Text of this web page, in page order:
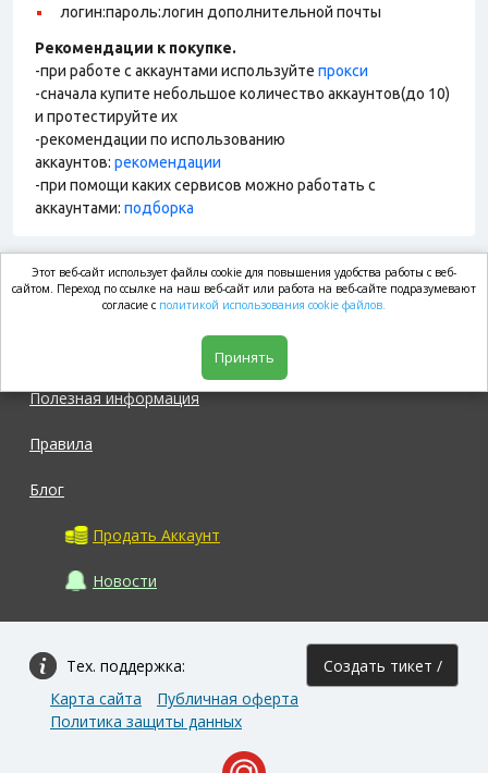
логин:пароль:логин дополнительной почты
Рекомендации к покупке.
-при работе с аккаунтами используйте прокси
-сначала купите небольшое количество аккаунтов(до 10)
и протестируйте их
-рекомендации по использованию
аккаунтов: рекомендации
-при помощи каких сервисов можно работать с
аккаунтами: подборка
market.com
Полезная информация
Правила
Блог
Продать Аккаунт
Новости
Тех. поддержка: Создать тикет /
Карта сайта
Публичная оферта
Политика защиты данных
Этот веб-сайт использует файлы cookie для повышения удобства работы с веб-
сайтом. Переход по ссылке на наш веб-сайт или работа на веб-сайте подразумевают
согласие с политикой использования cookie файлов.
Принять